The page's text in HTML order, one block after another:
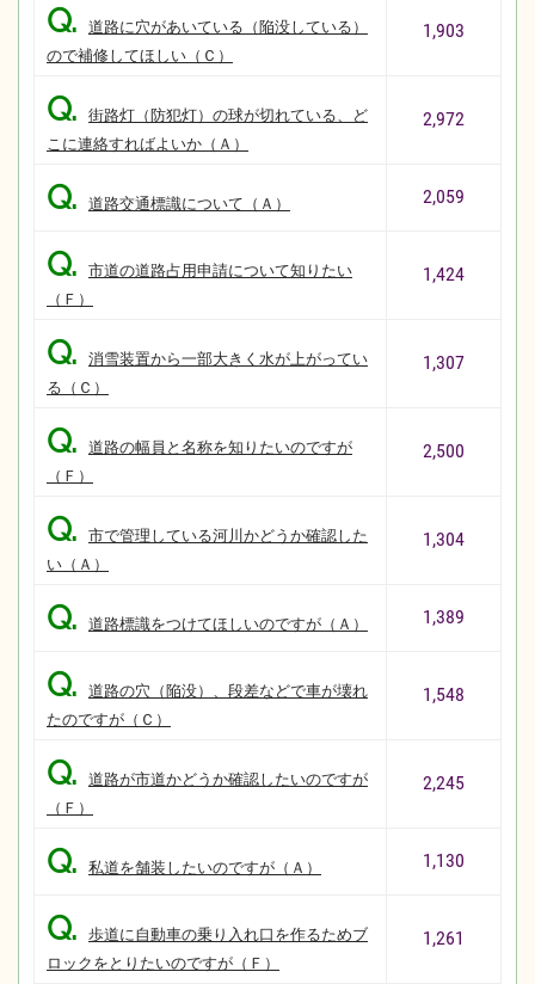
Q. 道路に穴があいている（陥没している）
ので補修してほしい（Ｃ）
1,903
Q. 街路灯（防犯灯）の球が切れている、ど
こに連絡すればよいか（Ａ）
2,972
Q. 道路交通標識について（Ａ） 2,059
Q. 市道の道路占用申請について知りたい
（Ｆ）
1,424
Q. 消雪装置から一部大きく水が上がってい
る（Ｃ）
1,307
Q. 道路の幅員と名称を知りたいのですが
（Ｆ）
2,500
Q. 市で管理している河川かどうか確認した
い（Ａ）
1,304
Q. 道路標識をつけてほしいのですが（Ａ） 1,389
Q. 道路の穴（陥没）、段差などで車が壊れ
たのですが（Ｃ）
1,548
Q. 道路が市道かどうか確認したいのですが
（Ｆ）
2,245
Q. 私道を舗装したいのですが（Ａ） 1,130
Q. 歩道に自動車の乗り入れ口を作るためブ
ロックをとりたいのですが（Ｆ）
1,261